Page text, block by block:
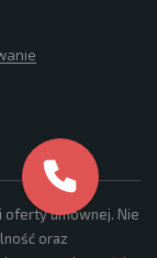
umownej. Nie
oraz